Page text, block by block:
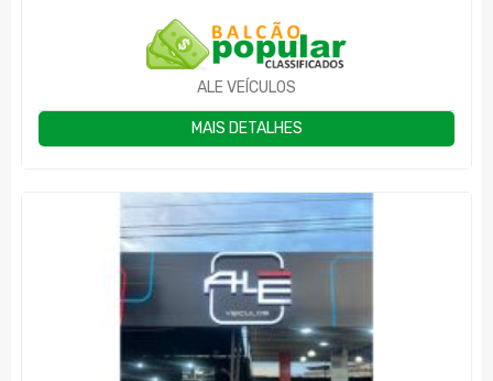
ALE VEÍCULOS
MAIS DETALHES